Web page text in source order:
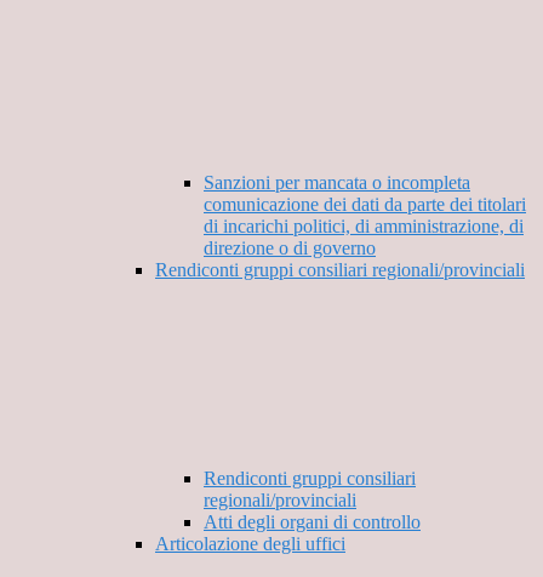
Sanzioni per mancata o incompleta
comunicazione dei dati da parte dei titolari
di incarichi politici, di amministrazione, di
direzione o di governo
Rendiconti gruppi consiliari regionali/provinciali
Rendiconti gruppi consiliari
regionali/provinciali
Atti degli organi di controllo
Articolazione degli uffici